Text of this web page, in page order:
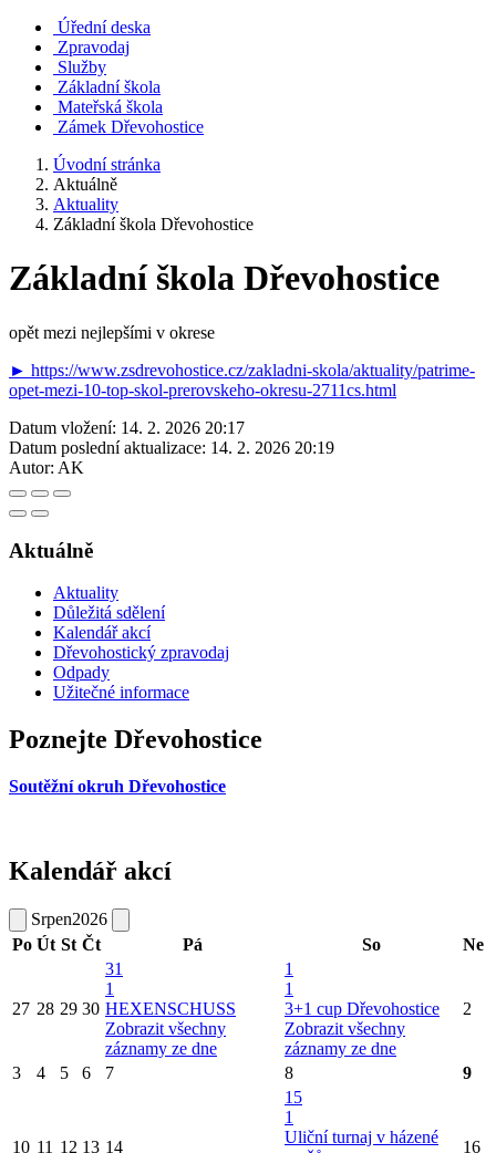
Úřední deska
Zpravodaj
Služby
Základní škola
Mateřská škola
Zámek Dřevohostice
Úvodní stránka
Aktuálně
Aktuality
Základní škola Dřevohostice
Základní škola Dřevohostice
opět mezi nejlepšími v okrese
► https://www.zsdrevohostice.cz/zakladni-skola/aktuality/patrime-
opet-mezi-10-top-skol-prerovskeho-okresu-2711cs.html
Datum vložení: 14. 2. 2026 20:17
Datum poslední aktualizace: 14. 2. 2026 20:19
Autor: AK
Aktuálně
Aktuality
Důležitá sdělení
Kalendář akcí
Dřevohostický zpravodaj
Odpady
Užitečné informace
Poznejte Dřevohostice
Soutěžní okruh Dřevohostice
Kalendář akcí
Srpen2026
Po Út St Čt Pá So Ne
27 28 29 30
31
1
HEXENSCHUSS
Zobrazit všechny
záznamy ze dne
1
1
3+1 cup Dřevohostice
Zobrazit všechny
záznamy ze dne
2
3 4 5 6 7 8 9
10 11 12 13 14
15
1
Uliční turnaj v házené
16